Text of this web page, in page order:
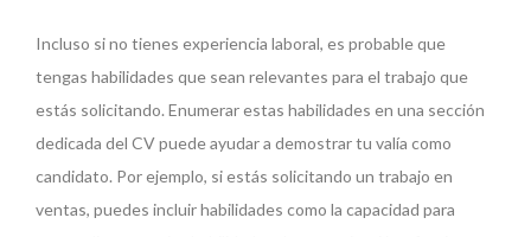
Incluso si no tienes experiencia laboral, es probable que
tengas habilidades que sean relevantes para el trabajo que
estás solicitando. Enumerar estas habilidades en una sección
dedicada del CV puede ayudar a demostrar tu valía como
candidato. Por ejemplo, si estás solicitando un trabajo en
ventas, puedes incluir habilidades como la capacidad para